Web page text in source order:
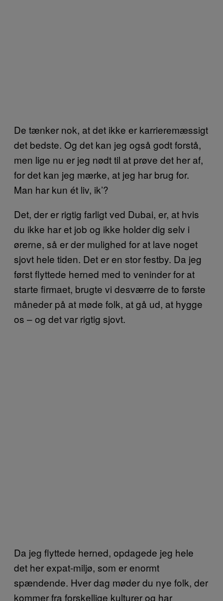
De tænker nok, at det ikke er karrieremæssigt
det bedste. Og det kan jeg også godt forstå,
men lige nu er jeg nødt til at prøve det her af,
for det kan jeg mærke, at jeg har brug for.
Man har kun ét liv, ik’?
Det, der er rigtig farligt ved Dubai, er, at hvis
du ikke har et job og ikke holder dig selv i
ørerne, så er der mulighed for at lave noget
sjovt hele tiden. Det er en stor festby. Da jeg
først flyttede herned med to veninder for at
starte firmaet, brugte vi desværre de to første
måneder på at møde folk, at gå ud, at hygge
os – og det var rigtig sjovt.
Da jeg flyttede herned, opdagede jeg hele
det her expat-miljø, som er enormt
spændende. Hver dag møder du nye folk, der
kommer fra forskellige kulturer og har